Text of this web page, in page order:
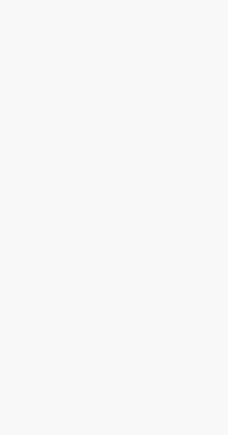
隊恆常練習 - 4月16日
始）
賞系列：漫步魔術與音樂